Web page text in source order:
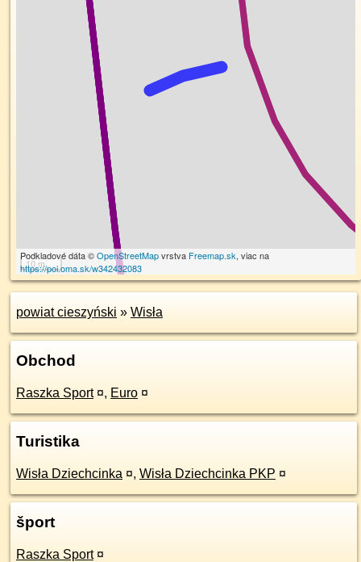
10 m
Podkladové dáta ©OpenStreetMapvrstva Freemap.sk, viac na
https://poi.oma.sk/w342432083
powiat cieszyński » Wisła
Obchod
Raszka Sport ¤, Euro ¤
Turistika
Wisła Dziechcinka ¤, Wisła Dziechcinka PKP ¤
šport
Raszka Sport ¤